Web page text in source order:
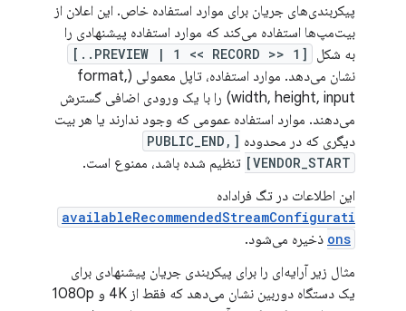
پیکربندی‌های جریان برای موارد استفاده خاص. این اعلان از
بیت‌مپ‌ها استفاده می‌کند که موارد استفاده پیشنهادی را
به شکل
[1 << PREVIEW | 1 << RECORD..]
نشان می‌دهد. موارد استفاده، تاپل معمولی (format,
width, height, input) را با یک ورودی اضافی گسترش
می‌دهند. موارد استفاده عمومی که وجود ندارند یا هر بیت
دیگری که در محدوده
[PUBLIC_END,
VENDOR_START]
تنظیم شده باشد، ممنوع است.
این اطلاعات در تگ فراداده
availableRecommendedStreamConfigurati
ons ذخیره می‌شود.
مثال زیر آرایه‌ای را برای پیکربندی جریان پیشنهادی برای
یک دستگاه دوربین نشان می‌دهد که فقط از 4K و 1080p